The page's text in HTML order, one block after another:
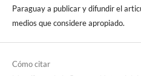
Paraguay a publicar y difundir el
medios que considere apropiado.
Cómo citar